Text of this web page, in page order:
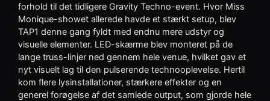
forhold til det tidligere Gravity Techno-event. Hvor Miss
Monique-showet allerede havde et stærkt setup, blev
TAP1 denne gang fyldt med endnu mere udstyr og
visuelle elementer. LED-skærme blev monteret på de
lange truss-linjer ned gennem hele venue, hvilket gav et
nyt visuelt lag til den pulserende technooplevelse. Hertil
kom flere lysinstallationer, stærkere effekter og en
generel forøgelse af det samlede output, som gjorde hele